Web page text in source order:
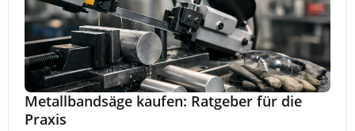
Metallbandsäge kaufen: Ratgeber für die
Praxis